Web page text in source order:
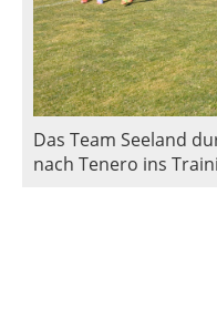
Das Team Seeland
nach Tenero ins